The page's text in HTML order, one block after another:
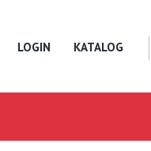
LOGIN KATALOG